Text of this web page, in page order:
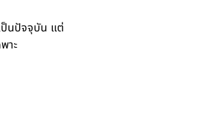
ป็นปัจจุบัน แต่
าะ